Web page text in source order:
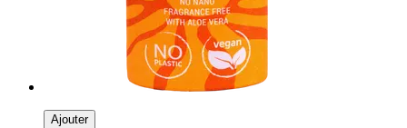
Ajouter